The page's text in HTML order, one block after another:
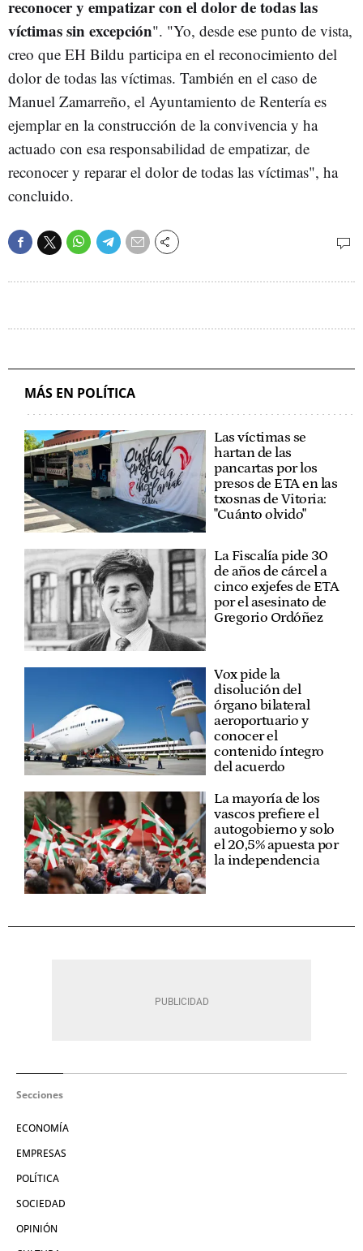
reconocer y empatizar con el dolor de todas las
víctimas sin excepción". "Yo, desde ese punto de vista,
creo que EH Bildu participa en el reconocimiento del
dolor de todas las víctimas. También en el caso de
Manuel Zamarreño, el Ayuntamiento de Rentería es
ejemplar en la construcción de la convivencia y ha
actuado con esa responsabilidad de empatizar, de
reconocer y reparar el dolor de todas las víctimas", ha
concluido.
MÁS EN POLÍTICA
Las víctimas se
hartan de las
pancartas por los
presos de ETA en las
txosnas de Vitoria:
"Cuánto olvido"
La Fiscalía pide 30
de años de cárcel a
cinco exjefes de ETA
por el asesinato de
Gregorio Ordóñez
Vox pide la
disolución del
órgano bilateral
aeroportuario y
conocer el
contenido íntegro
del acuerdo
La mayoría de los
vascos prefiere el
autogobierno y solo
el 20,5% apuesta por
la independencia
Secciones
ECONOMÍA
EMPRESAS
POLÍTICA
SOCIEDAD
OPINIÓN